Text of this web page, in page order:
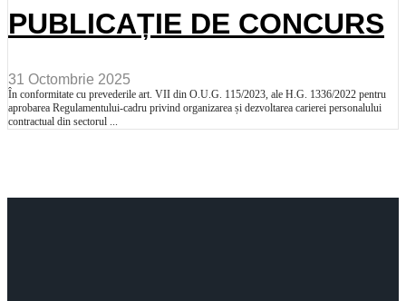
PUBLICAȚIE DE CONCURS
31 Octombrie 2025
În conformitate cu prevederile art. VII din O.U.G. 115/2023, ale H.G. 1336/2022 pentru
aprobarea Regulamentului-cadru privind organizarea și dezvoltarea carierei personalului
contractual din sectorul ...